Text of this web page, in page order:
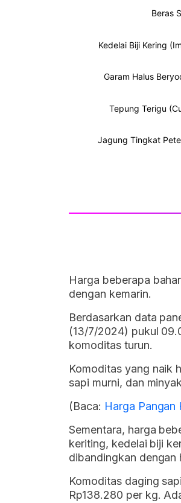
Harga beberapa
dengan kemarin.
Berdasarkan data
(13/7/2024) pukul
komoditas turun.
Komoditas yang naik
sapi murni, dan
(Baca: Harga Pangan
Sementara, harga
keriting, kedelai biji
dibandingkan dengan
Komoditas daging
Rp138.280 per kg.